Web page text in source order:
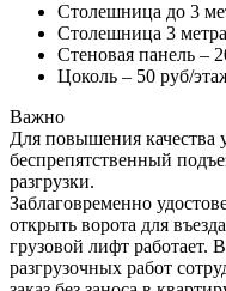
Столешница до 3
Столешница 3
Стеновая панель –
Цоколь – 50 руб/
Важно
Для повышения качества
беспрепятственный
разгрузки.
Заблаговременно
открыть ворота для
грузовой лифт работает.
разгрузочных работ